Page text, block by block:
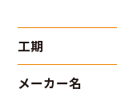
工期
メーカー名